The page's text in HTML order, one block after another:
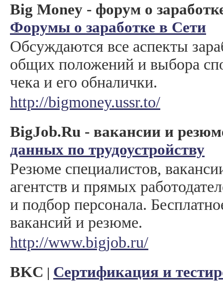
Big Money - форум о
Форумы о заработке в Сети
Обсуждаются все аспекты
общих положений и выбора
чека и его обналички.
http://bigmoney.ussr.to/
BigJob.Ru - вакансии и
данных по трудоустройству
Резюме специалистов,
агентств и прямых
и подбор персонала.
вакансий и резюме.
http://www.bigjob.ru/
BKC | Сертификация и